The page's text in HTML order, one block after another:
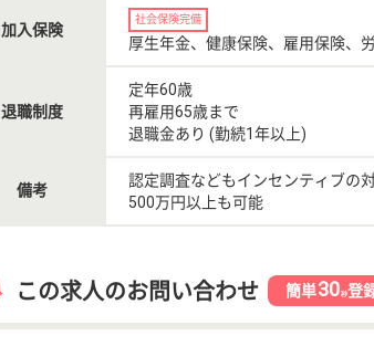
加入保険
社会保険完備
厚生年金、健康保険、雇用保険、
退職制度
定年60歳
再雇用65歳まで
退職金あり (勤続1年以上)
備考
認定調査などもインセンティブの
500万円以上も可能
この求人のお問い合わせ 簡単30秒登